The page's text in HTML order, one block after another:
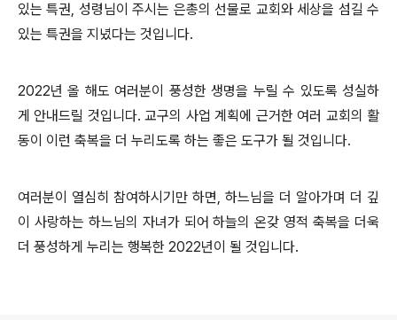
있는 특권, 성령님이 주시는 은총의 선물로 교회와 세상을 섬길 수
있는 특권을 지녔다는 것입니다.
2022년 올 해도 여러분이 풍성한 생명을 누릴 수 있도록 성실하
게 안내드릴 것입니다. 교구의 사업 계획에 근거한 여러 교회의 활
동이 이런 축복을 더 누리도록 하는 좋은 도구가 될 것입니다.
여러분이 열심히 참여하시기만 하면, 하느님을 더 알아가며 더 깊
이 사랑하는 하느님의 자녀가 되어 하늘의 온갖 영적 축복을 더욱
더 풍성하게 누리는 행복한 2022년이 될 것입니다.